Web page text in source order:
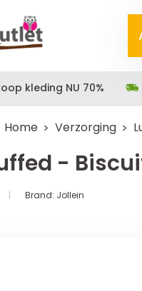
kleding NU 70%
Home Verzorging
-
Brand: Jollein